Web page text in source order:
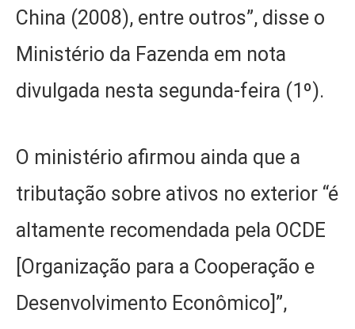
China (2008), entre outros”, disse o
Ministério da Fazenda em nota
divulgada nesta segunda-feira (1º).
O ministério afirmou ainda que a
tributação sobre ativos no exterior “é
altamente recomendada pela OCDE
[Organização para a Cooperação e
Desenvolvimento Econômico]”,